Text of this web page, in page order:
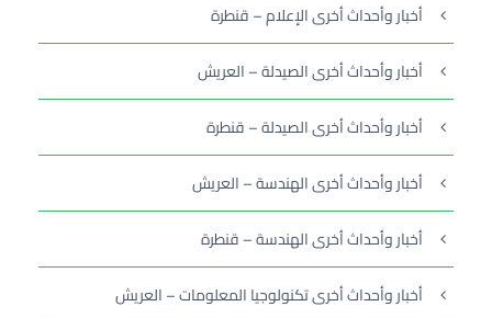
أخبار وأحداث أخرى الإعلام – قنطرة
أخبار وأحداث أخرى الصيدلة – العريش
أخبار وأحداث أخرى الصيدلة – قنطرة
أخبار وأحداث أخرى الهندسة – العريش
أخبار وأحداث أخرى الهندسة – قنطرة
أخبار وأحداث أخرى تكنولوجيا المعلومات – العريش